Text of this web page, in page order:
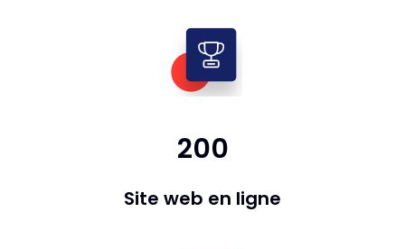
200
Site web en ligne